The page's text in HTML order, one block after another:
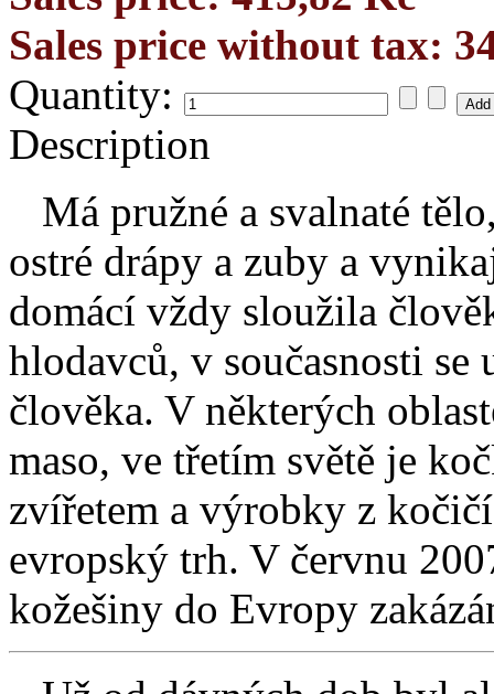
Sales price without tax:
Quantity:
Description
Má pružné a svalnaté
ostré drápy a zuby a
domácí vždy sloužila
hlodavců, v současnosti
člověka. V některých
maso, ve třetím světě je
zvířetem a výrobky z
evropský trh. V červnu
kožešiny do Evropy